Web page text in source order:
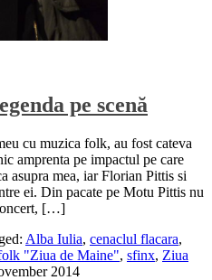
pe scenă
cu muzica folk, au fost cateva
amprenta pe impactul pe care
asupra mea, iar Florian Pittis si
ei. Din pacate pe Motu Pittis nu
[…]
Alba Iulia, cenaclul flacara,
"Ziua de Maine", sfinx, Ziua
2014